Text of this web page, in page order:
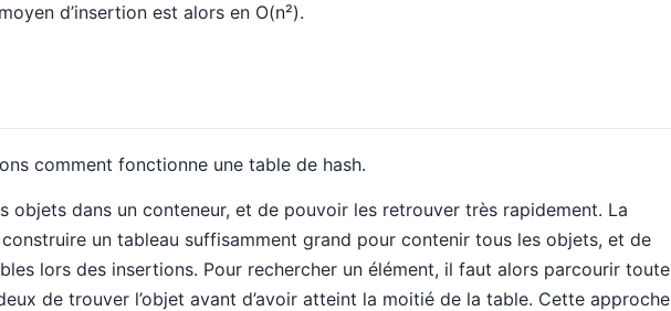
d’insertion est alors en O(n²).
comment fonctionne une table de hash.
objets dans un conteneur, et de pouvoir les retrouver très rapidement. La
un tableau suffisamment grand pour contenir tous les objets, et de
lors des insertions. Pour rechercher un élément, il faut alors parcourir toute
de trouver l’objet avant d’avoir atteint la moitié de la table. Cette approche